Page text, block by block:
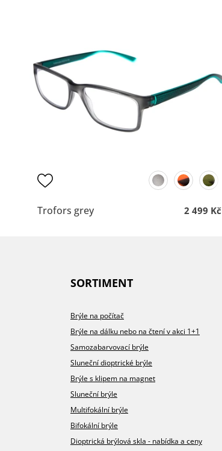
Trofors grey 2 499 Kč
SORTIMENT
Brýle na počítač
Brýle na dálku nebo na čtení v akci 1+1
Samozabarvovací brýle
Sluneční dioptrické brýle
Brýle s klipem na magnet
Sluneční brýle
Multifokální brýle
Bifokální brýle
Dioptrická brýlová skla - nabídka a ceny